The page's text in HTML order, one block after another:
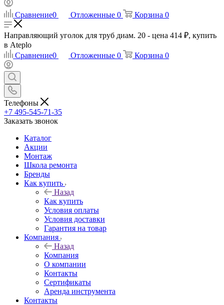
Сравнение0 Отложенные 0 Корзина 0
Направляющий уголок для труб диам. 20 - цена 414 ₽, купить
в Ateplo
Сравнение0 Отложенные 0 Корзина 0
Телефоны
+7 495-545-71-35
Заказать звонок
Каталог
Акции
Монтаж
Школа ремонта
Бренды
Как купить
Назад
Как купить
Условия оплаты
Условия доставки
Гарантия на товар
Компания
Назад
Компания
О компании
Контакты
Сертификаты
Аренда инструмента
Контакты